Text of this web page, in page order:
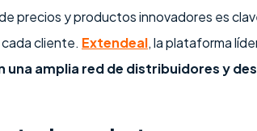
precios y productos innovadores es
cliente. Extendeal, la plataforma
amplia red de distribuidores y